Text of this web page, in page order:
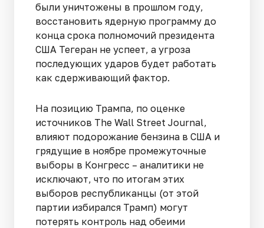
были уничтожены в прошлом году,
восстановить ядерную программу до
конца срока полномочий президента
США Тегеран не успеет, а угроза
последующих ударов будет работать
как сдерживающий фактор.
На позицию Трампа, по оценке
источников The Wall Street Journal,
влияют подорожание бензина в США и
грядущие в ноябре промежуточные
выборы в Конгресс – аналитики не
исключают, что по итогам этих
выборов республиканцы (от этой
партии избирался Трамп) могут
потерять контроль над обеими